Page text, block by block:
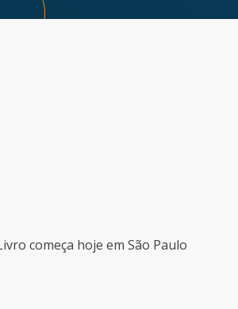
começa hoje em São Paulo